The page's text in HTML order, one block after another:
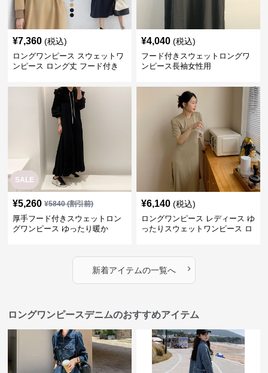
¥7,360 (税込)
ロングワンピース スウェットワ
ンピース ロング丈 フード付き
¥4,040 (税込)
フード付きスウェットロングワ
ンピース長袖女性用
SALE
¥5,260 ¥5840(割引前)
厚手フード付きスウェットロン
グワンピース ゆったり暖か
¥6,140 (税込)
ロングワンピース レディース ゆ
ったりスウェットワンピース ロ
新着アイテムの一覧へ ›
ロングワンピースデニムのおすすめアイテム